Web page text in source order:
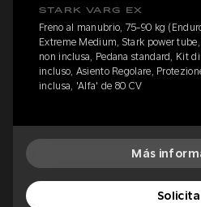
STARK VARG EX
Freno al manubrio, 75-90 kg
Extreme Medium, Stark power
non inclusa, Pedana standard, Kit
incluso, Asiento Regolare,
inclusa, 'Alfa' de 80 CV
Más